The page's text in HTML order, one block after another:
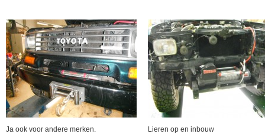
Ja ook voor andere merken. Lieren op en inbouw